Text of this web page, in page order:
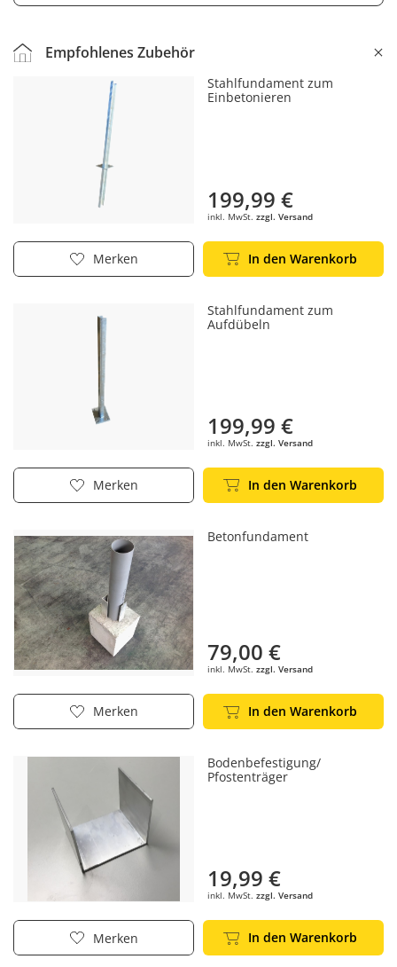
Empfohlenes Zubehör
Stahlfundament zum
Einbetonieren
199,99 €
inkl. MwSt. zzgl. Versand
Merken In den Warenkorb
Stahlfundament zum
Aufdübeln
199,99 €
inkl. MwSt. zzgl. Versand
Merken In den Warenkorb
Betonfundament
79,00 €
inkl. MwSt. zzgl. Versand
Merken In den Warenkorb
Bodenbefestigung/
Pfostenträger
19,99 €
inkl. MwSt. zzgl. Versand
Merken In den Warenkorb